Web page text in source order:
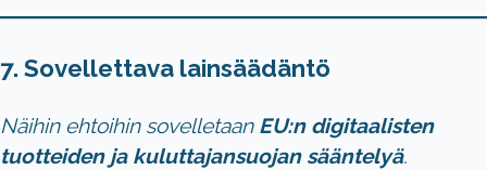
7. Sovellettava lainsäädäntö
Näihin ehtoihin sovelletaan EU:n digitaalisten
tuotteiden ja kuluttajansuojan sääntelyä.